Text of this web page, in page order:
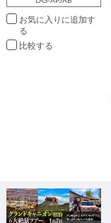
お気に入りに追加
比較